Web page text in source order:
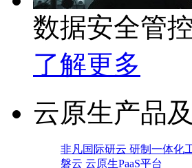
数据安全管
了解更多
云原生产品
非凡国际研云 研制一体化
磐云 云原生PaaS平台